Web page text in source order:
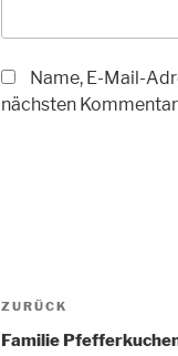
Name, E-Mail-
nächsten
Vorheriger
Beitrag
ZURÜCK
Familie